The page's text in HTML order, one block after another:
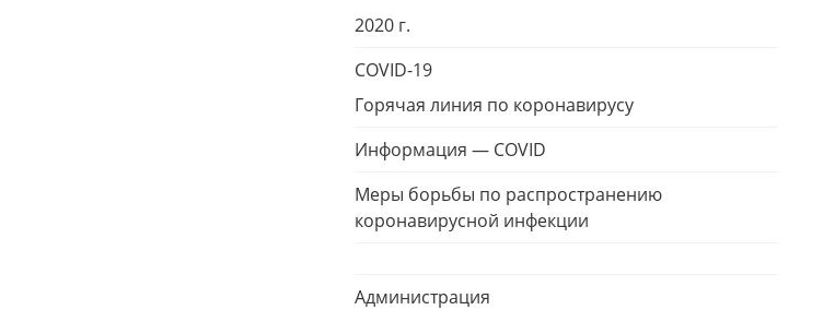
2020 г.
COVID-19
Горячая линия по коронавирусу
Информация — COVID
Меры борьбы по распространению
коронавирусной инфекции
Администрация